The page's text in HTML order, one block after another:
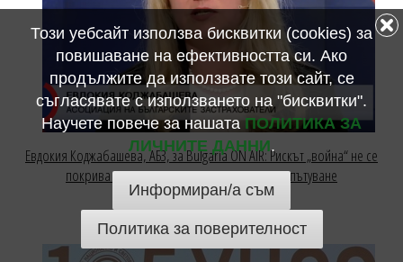
Евдокия Коджабашева, АБЗ, за Bulgaria ON AIR: Рискът „война“ не се
покрива от стандартните застраховки при пътуване
31 март 2026
Този уебсайт използва бисквитки (cookies) за
повишаване на ефективността си. Ако
продължите да използвате този сайт, се
съгласявате с използването на "бисквитки".
Научете повече за нашата ПОЛИТИКА ЗА
ЛИЧНИТЕ ДАННИ.
Информиран/а съм
Политика за поверителност